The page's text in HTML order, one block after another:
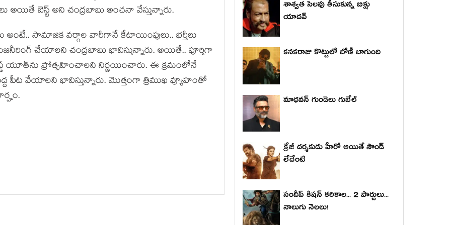
బెస్ట్ అని చంద్ర‌బాబు అంచ‌నా వేస్తున్నారు.
అంటే.. సామాజిక వ‌ర్గాల వారీగానే కేటాయింపులు.. భ‌ర్తీలు
చేయాల‌ని చంద్ర‌బాబు భావిస్తున్నారు. అయితే.. పూర్తిగా
యూత్‌ను ప్రోత్స‌హించాల‌ని నిర్ణ‌యించారు. ఈ క్ర‌మంలోనే
పీట వేయాల‌ని భావిస్తున్నారు. మొత్తంగా త్రిముఖ వ్యూహంతో
శాశ్వత సెలవు తీసుకున్న బిక్షు
యాదవ్
కనకరాజు కొట్టులో బోణీ బాగుంది
మాధ‌వ‌న్ గుండెలు గుబేల్‌
క్రేజీ దర్శకుడు హీరో అయితే సౌండ్
లేదేంటి
సందీప్ కిషన్ కరికాల... 2 పార్టులు...
నాలుగు నెలలు!